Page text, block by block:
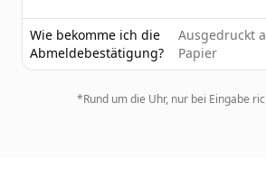
Wie bekomme ich die
Abmeldebestätigung?
Ausgedruckt
Papier
*Rund um die Uhr, nur bei Eingabe